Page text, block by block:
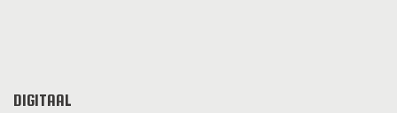
DIGITAAL